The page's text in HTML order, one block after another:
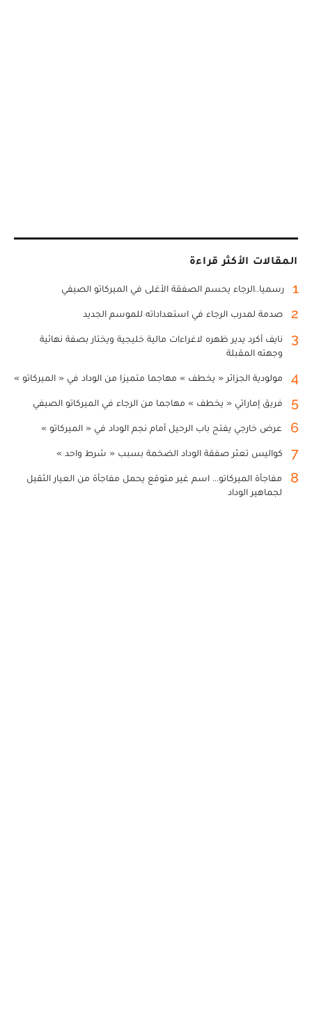
المقالات الأكثر قراءة
1 رسميا..الرجاء يحسم الصفقة الأغلى في الميركاتو الصيفي
2 صدمة لمدرب الرجاء في استعداداته للموسم الجديد
3
نايف أكرد يدير ظهره لاغراءات مالية خليجية ويختار بصفة نهائية
وجهته المقبلة
4 مولودية الجزائر « يخطف » مهاجما متميزا من الوداد في « الميركاتو »
5 فريق إماراتي « يخطف » مهاجما من الرجاء في الميركاتو الصيفي
6 عرض خارجي يفتح باب الرحيل أمام نجم الوداد في « الميركاتو »
7 كواليس تعثر صفقة الوداد الضخمة بسبب « شرط واحد »
8
مفاجأة الميركاتو... اسم غير متوقع يحمل مفاجأة من العيار الثقيل
لجماهير الوداد